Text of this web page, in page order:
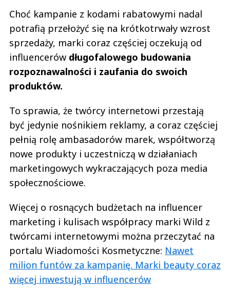
Choć kampanie z kodami rabatowymi nadal
potrafią przełożyć się na krótkotrwały wzrost
sprzedaży, marki coraz częściej oczekują od
influencerów długofalowego budowania
rozpoznawalności i zaufania do swoich
produktów.
To sprawia, że twórcy internetowi przestają
być jedynie nośnikiem reklamy, a coraz częściej
pełnią rolę ambasadorów marek, współtworzą
nowe produkty i uczestniczą w działaniach
marketingowych wykraczających poza media
społecznościowe.
Więcej o rosnących budżetach na influencer
marketing i kulisach współpracy marki Wild z
twórcami internetowymi można przeczytać na
portalu Wiadomości Kosmetyczne: Nawet
milion funtów za kampanię. Marki beauty coraz
więcej inwestują w influencerów